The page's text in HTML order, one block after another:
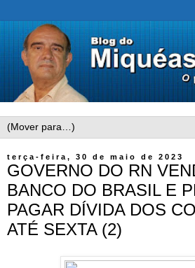
terça-feira, 30 de maio de 2023
GOVERNO DO RN
BANCO DO BRASIL E
PAGAR DÍVIDA DOS
ATÉ SEXTA (2)